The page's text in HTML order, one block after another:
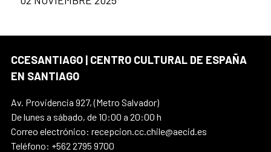
CCESANTIAGO | CENTRO CULTURAL DE ESPAÑA
EN SANTIAGO
Av. Providencia 927, (Metro Salvador)
De lunes a sábado, de 10:00 a 20:00 h
Correo electrónico: recepcion.cc.chile@aecid.es
Teléfono: +562 2795 9700